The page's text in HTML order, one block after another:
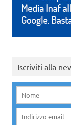
Iscriviti alla